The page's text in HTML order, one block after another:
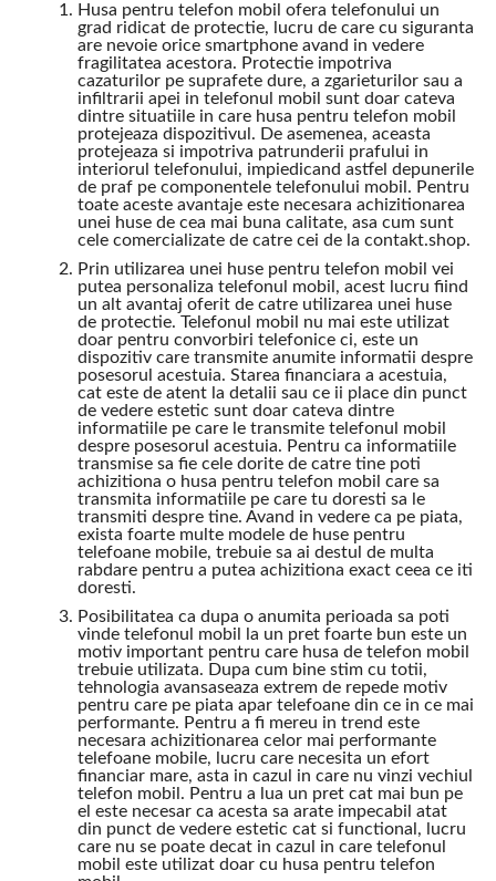
Husa pentru telefon mobil ofera telefonului un
grad ridicat de protectie, lucru de care cu siguranta
are nevoie orice smartphone avand in vedere
fragilitatea acestora. Protectie impotriva
cazaturilor pe suprafete dure, a zgarieturilor sau a
infiltrarii apei in telefonul mobil sunt doar cateva
dintre situatiile in care husa pentru telefon mobil
protejeaza dispozitivul. De asemenea, aceasta
protejeaza si impotriva patrunderii prafului in
interiorul telefonului, impiedicand astfel depunerile
de praf pe componentele telefonului mobil. Pentru
toate aceste avantaje este necesara achizitionarea
unei huse de cea mai buna calitate, asa cum sunt
cele comercializate de catre cei de la contakt.shop.
Prin utilizarea unei huse pentru telefon mobil vei
putea personaliza telefonul mobil, acest lucru fiind
un alt avantaj oferit de catre utilizarea unei huse
de protectie. Telefonul mobil nu mai este utilizat
doar pentru convorbiri telefonice ci, este un
dispozitiv care transmite anumite informatii despre
posesorul acestuia. Starea financiara a acestuia,
cat este de atent la detalii sau ce ii place din punct
de vedere estetic sunt doar cateva dintre
informatiile pe care le transmite telefonul mobil
despre posesorul acestuia. Pentru ca informatiile
transmise sa fie cele dorite de catre tine poti
achizitiona o husa pentru telefon mobil care sa
transmita informatiile pe care tu doresti sa le
transmiti despre tine. Avand in vedere ca pe piata,
exista foarte multe modele de huse pentru
telefoane mobile, trebuie sa ai destul de multa
rabdare pentru a putea achizitiona exact ceea ce iti
doresti.
Posibilitatea ca dupa o anumita perioada sa poti
vinde telefonul mobil la un pret foarte bun este un
motiv important pentru care husa de telefon mobil
trebuie utilizata. Dupa cum bine stim cu totii,
tehnologia avansaseaza extrem de repede motiv
pentru care pe piata apar telefoane din ce in ce mai
performante. Pentru a fi mereu in trend este
necesara achizitionarea celor mai performante
telefoane mobile, lucru care necesita un efort
financiar mare, asta in cazul in care nu vinzi vechiul
telefon mobil. Pentru a lua un pret cat mai bun pe
el este necesar ca acesta sa arate impecabil atat
din punct de vedere estetic cat si functional, lucru
care nu se poate decat in cazul in care telefonul
mobil este utilizat doar cu husa pentru telefon